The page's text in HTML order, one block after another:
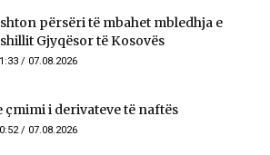
përsëri të mbahet mbledhja e
Gjyqësor të Kosovës
/ 07.08.2026
çmimi i derivateve të naftës
/ 07.08.2026